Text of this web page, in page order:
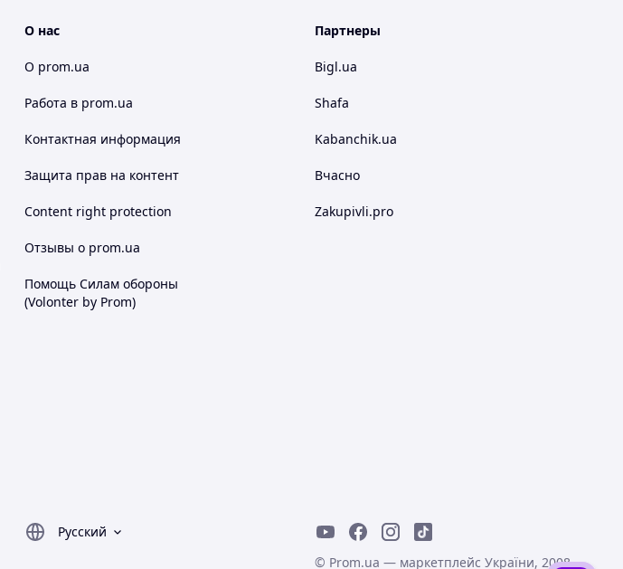
О нас
О prom.ua
Работа в prom.ua
Контактная информация
Защита прав на контент
Content right protection
Отзывы о prom.ua
Помощь Силам обороны
(Volonter by Prom)
Партнеры
Bigl.ua
Shafa
Kabanchik.ua
Вчасно
Zakupivli.pro
Русский
© Prom.ua — маркетплейс України, 2008-